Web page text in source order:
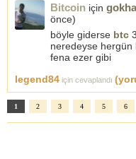
Bitcoin için
önce)
böyle giderse btc
neredeyse hergün
fena ezer gibi
legend84 için cevaplandı
1 2 3 4 5 6